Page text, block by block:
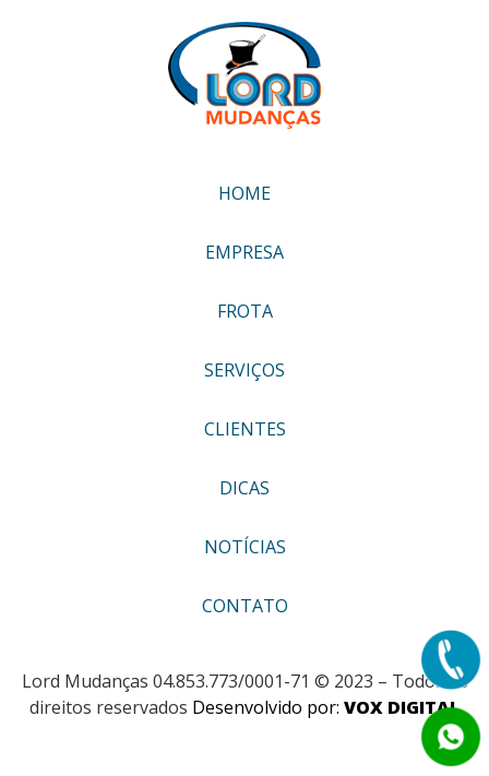
HOME
EMPRESA
FROTA
SERVIÇOS
CLIENTES
DICAS
NOTÍCIAS
CONTATO
Lord Mudanças 04.853.773/0001-71 © 2023 – Todos os
direitos reservados Desenvolvido por: VOX DIGITAL